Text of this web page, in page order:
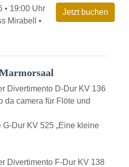
• 19:00 Uhr
Mirabell •
Divertimento D-Dur KV 136
da camera für Flöte und
G-Dur KV 525 „Eine kleine
Divertimento F-Dur KV 138